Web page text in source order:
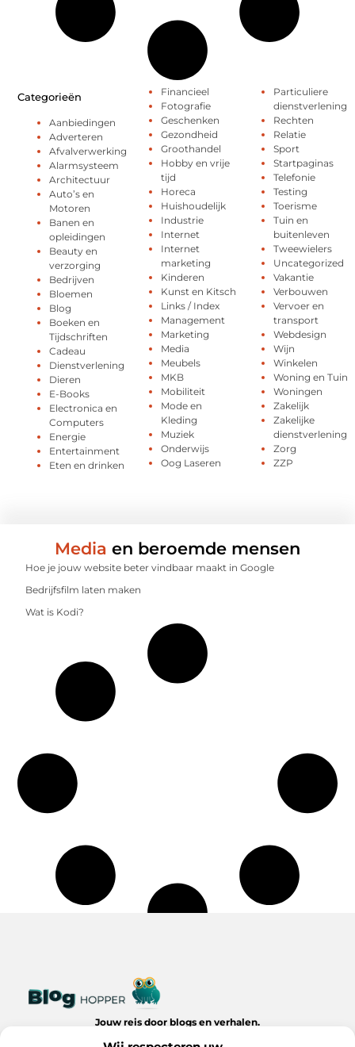
Categorieën
Aanbiedingen
Adverteren
Afvalverwerking
Alarmsysteem
Architectuur
Auto’s en
Motoren
Banen en
opleidingen
Beauty en
verzorging
Bedrijven
Bloemen
Blog
Boeken en
Tijdschriften
Cadeau
Dienstverlening
Dieren
E-Books
Electronica en
Computers
Energie
Entertainment
Eten en drinken
Financieel
Fotografie
Geschenken
Gezondheid
Groothandel
Hobby en vrije
tijd
Horeca
Huishoudelijk
Industrie
Internet
Internet
marketing
Kinderen
Kunst en Kitsch
Links / Index
Management
Marketing
Media
Meubels
MKB
Mobiliteit
Mode en
Kleding
Muziek
Onderwijs
Oog Laseren
Particuliere
dienstverlening
Rechten
Relatie
Sport
Startpaginas
Telefonie
Testing
Toerisme
Tuin en
buitenleven
Tweewielers
Uncategorized
Vakantie
Verbouwen
Vervoer en
transport
Webdesign
Wijn
Winkelen
Woning en Tuin
Woningen
Zakelijk
Zakelijke
dienstverlening
Zorg
ZZP
Media en beroemde mensen
Hoe je jouw website beter vindbaar maakt in Google
Bedrijfsfilm laten maken
Wat is Kodi?
Jouw reis door blogs en verhalen.